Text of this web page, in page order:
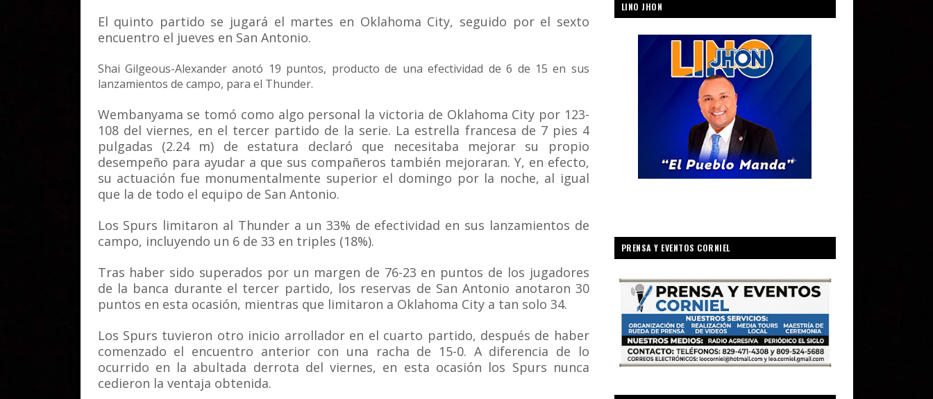
El quinto partido se jugará el martes en Oklahoma City, seguido por el sexto
encuentro el jueves en San Antonio.
Shai Gilgeous-Alexander anotó 19 puntos, producto de una efectividad de 6 de 15 en sus
lanzamientos de campo, para el Thunder.
Wembanyama se tomó como algo personal la victoria de Oklahoma City por 123-
108 del viernes, en el tercer partido de la serie. La estrella francesa de 7 pies 4
pulgadas (2.24 m) de estatura declaró que necesitaba mejorar su propio
desempeño para ayudar a que sus compañeros también mejoraran. Y, en efecto,
su actuación fue monumentalmente superior el domingo por la noche, al igual
que la de todo el equipo de San Antonio.
Los Spurs limitaron al Thunder a un 33% de efectividad en sus lanzamientos de
campo, incluyendo un 6 de 33 en triples (18%).
Tras haber sido superados por un margen de 76-23 en puntos de los jugadores
de la banca durante el tercer partido, los reservas de San Antonio anotaron 30
puntos en esta ocasión, mientras que limitaron a Oklahoma City a tan solo 34.
Los Spurs tuvieron otro inicio arrollador en el cuarto partido, después de haber
comenzado el encuentro anterior con una racha de 15-0. A diferencia de lo
ocurrido en la abultada derrota del viernes, en esta ocasión los Spurs nunca
cedieron la ventaja obtenida.
LINO JHON
PRENSA Y EVENTOS CORNIEL